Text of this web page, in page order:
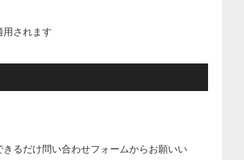
されます
るだけ問い合わせフォームからお願いい